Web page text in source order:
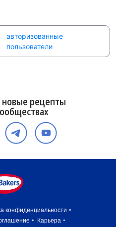
авторизованные
пользователи
рецепты
конфиденциальности
Карьера